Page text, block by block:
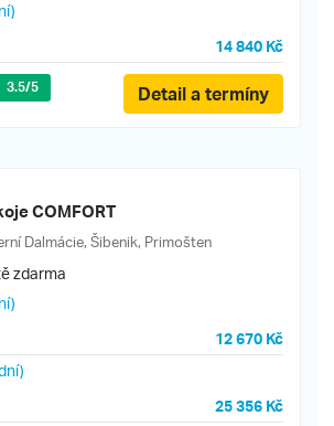
14 840 Kč
3.5/5 Detail a termíny
COMFORT
Dalmácie, Šibenik, Primošten
zdarma
12 670 Kč
25 356 Kč